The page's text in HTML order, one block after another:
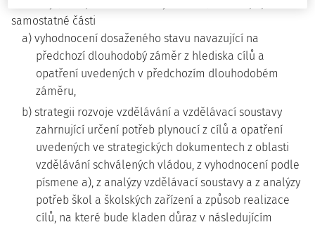
samostatné části
a) vyhodnocení dosaženého stavu navazující na
předchozí dlouhodobý záměr z hlediska cílů a
opatření uvedených v předchozím dlouhodobém
záměru,
b) strategii rozvoje vzdělávání a vzdělávací soustavy
zahrnující určení potřeb plynoucí z cílů a opatření
uvedených ve strategických dokumentech z oblasti
vzdělávání schválených vládou, z vyhodnocení podle
písmene a), z analýzy vzdělávací soustavy a z analýzy
potřeb škol a školských zařízení a způsob realizace
cílů, na které bude kladen důraz v následujícím